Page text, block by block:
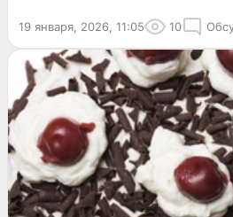
19 января, 2026, 11:05 10